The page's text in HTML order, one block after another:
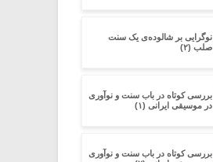
نوگرایی بر شالوده‌ی یک سنت
صلب (۲)
بررسی کوتاه در باب سنت و نوآوری
در موسیقی ایرانی (۱)
بررسی کوتاه در باب سنت و نوآوری